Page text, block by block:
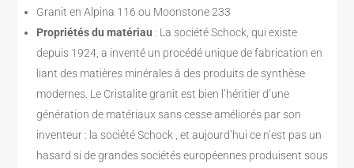
Granit en Alpina 116 ou Moonstone 233
Propriétés du matériau : La société Schock, qui existe
depuis 1924, a inventé un procédé unique de fabrication en
liant des matières minérales à des produits de synthèse
modernes. Le Cristalite granit est bien l’héritier d’une
génération de matériaux sans cesse améliorés par son
inventeur : la société Schock , et aujourd’hui ce n’est pas un
hasard si de grandes sociétés européennes produisent sous